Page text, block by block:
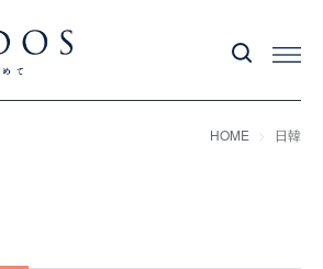
HOME 日韓